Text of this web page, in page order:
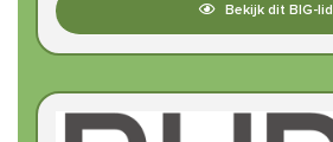
Bekijk dit BIG-lid